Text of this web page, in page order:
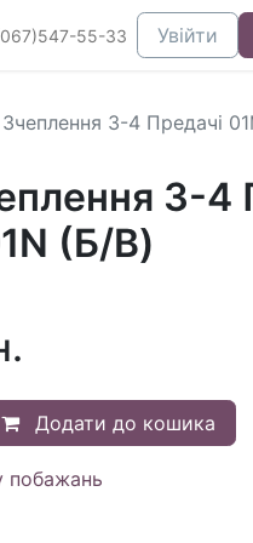
55-33 Увійти
3-4 Предачі
3-4
(Б/В)
Додати до кошика
побажань